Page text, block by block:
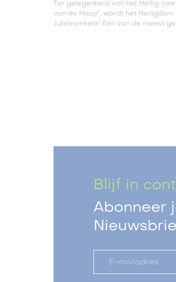
Ter gelegenheid van het Heilig
van de Hoop“, wordt het Heiligdom
Jubileumkerk! Een van de meest
Blijf in
Abonneer